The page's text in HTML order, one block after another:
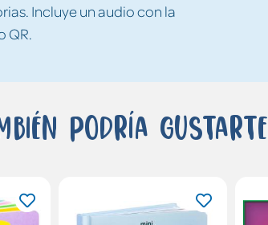
Incluye un audio con la
QR.
podría gustarte...